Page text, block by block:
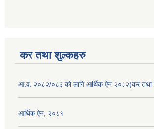
कर तथा शुल्कहरु
आ.व. २०८२/०८३ को लागि आर्थिक ऐन २०८२(कर
आर्थिक ऐन, २०८१